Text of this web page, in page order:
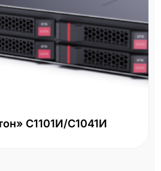
С1101И/С1041И